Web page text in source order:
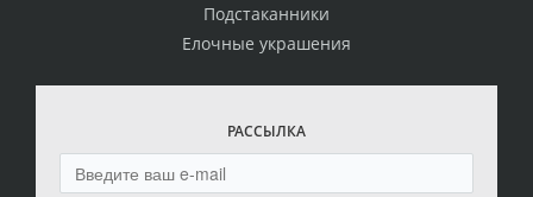
Подстаканники
Елочные украшения
РАССЫЛКА